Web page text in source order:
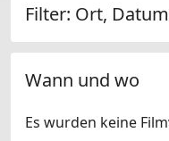
Filter: Ort,
Wann und wo
Es wurden keine